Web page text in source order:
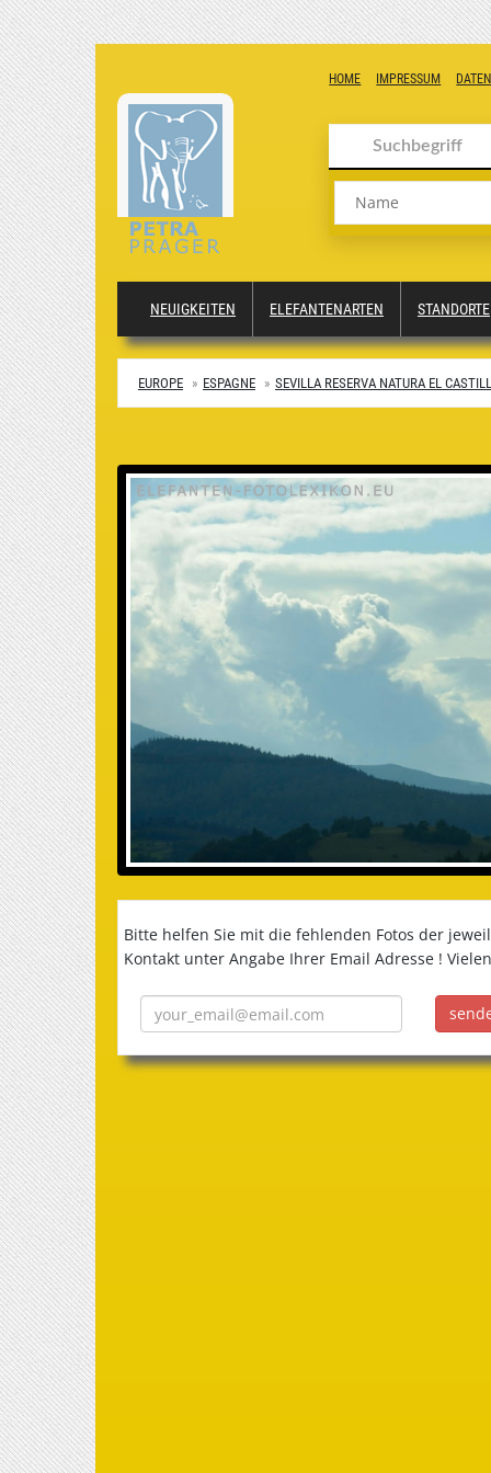
HOME IMPRESSUM
Name
NEUIGKEITEN ELEFANTENARTEN STANDORTE
EUROPE ESPAGNE SEVILLA RESERVA NATURA EL
Bitte helfen Sie mit die fehlenden Fotos der
Kontakt unter Angabe Ihrer Email Adresse !